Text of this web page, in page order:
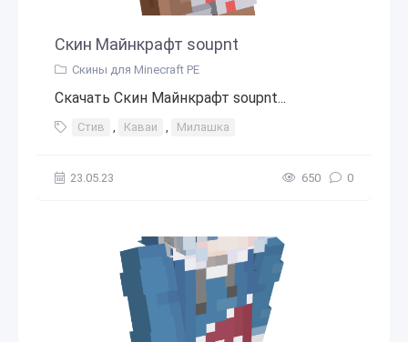
Скин Майнкрафт soupnt
Скины для Minecraft PE
Скачать Скин Майнкрафт soupnt...
Стив , Каваи , Милашка
23.05.23 650 0